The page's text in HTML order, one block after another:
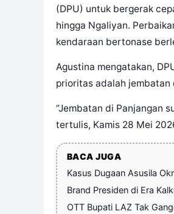
(DPU) untuk bergerak
hingga Ngaliyan.
kendaraan bertonase
Agustina mengatakan,
prioritas adalah jembatan
“Jembatan di Panjangan
tertulis, Kamis 28 Mei
BACA JUGA
Kasus Dugaan Asusila
Brand Presiden di Era
OTT Bupati LAZ Tak